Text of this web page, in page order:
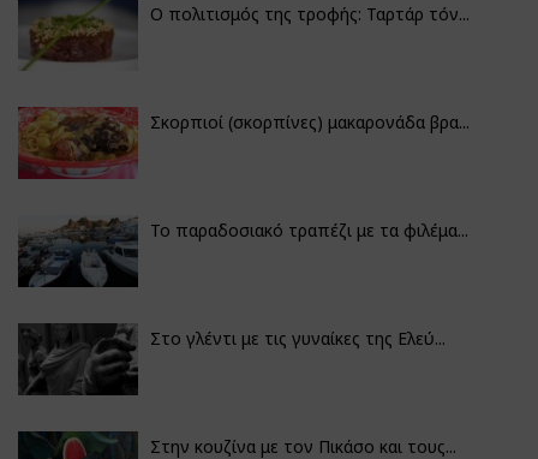
Ο πολιτισμός της τροφής: Ταρτάρ τόν...
Σκορπιοί (σκορπίνες) μακαρονάδα βρα...
Το παραδοσιακό τραπέζι με τα φιλέμα...
Στο γλέντι με τις γυναίκες της Ελεύ...
Στην κουζίνα με τον Πικάσο και τους...